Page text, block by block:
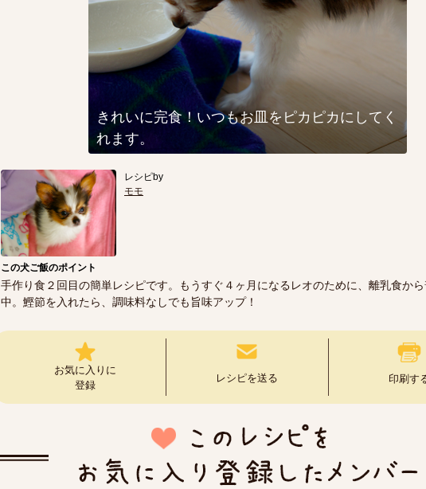
きれいに完食！いつもお皿をピカピカにしてく
れます。
レシピby
モモ
この犬ご飯のポイント
手作り食２回目の簡単レシピです。もうすぐ４ヶ月になるレオのために、離乳食か
中。鰹節を入れたら、調味料なしでも旨味アップ！
お気に入りに
登録
レシピを送る 印刷す